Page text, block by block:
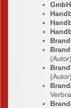
Brand
Brand
Brand